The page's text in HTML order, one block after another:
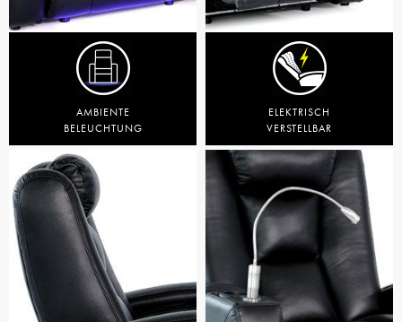
AMBIENTE
BELEUCHTUNG
ELEKTRISCH
VERSTELLBAR